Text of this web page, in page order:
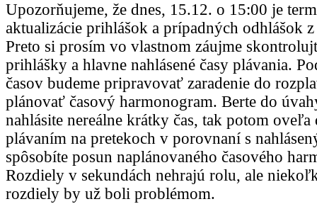
Upozorňujeme, že dnes, 15.12. o 15:00 je
aktualizácie prihlášok a prípadných odhlášok
Preto si prosím vo vlastnom záujme
prihlášky a hlavne nahlásené časy plávania.
časov budeme pripravovať zaradenie do
plánovať časový harmonogram. Berte do
nahlásite nereálne krátky čas, tak potom oveľa
plávaním na pretekoch v porovnaní s
spôsobíte posun naplánovaného časového
Rozdiely v sekundách nehrajú rolu, ale
rozdiely by už boli problémom.